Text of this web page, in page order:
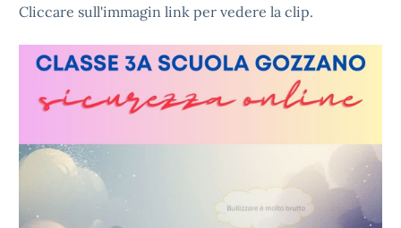
Cliccare sull'immagin link per vedere la clip.